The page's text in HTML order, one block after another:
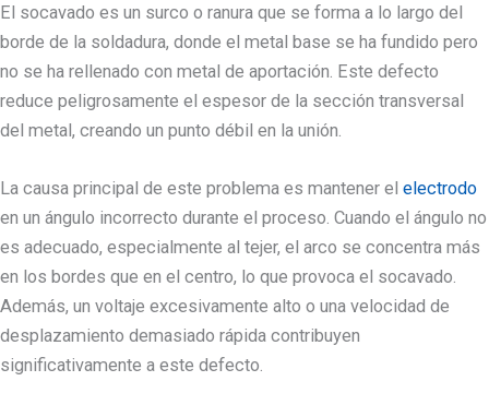
El socavado es un surco o ranura que se forma a lo largo del
borde de la soldadura, donde el metal base se ha fundido pero
no se ha rellenado con metal de aportación. Este defecto
reduce peligrosamente el espesor de la sección transversal
del metal, creando un punto débil en la unión.
La causa principal de este problema es mantener el electrodo
en un ángulo incorrecto durante el proceso. Cuando el ángulo no
es adecuado, especialmente al tejer, el arco se concentra más
en los bordes que en el centro, lo que provoca el socavado.
Además, un voltaje excesivamente alto o una velocidad de
desplazamiento demasiado rápida contribuyen
significativamente a este defecto.